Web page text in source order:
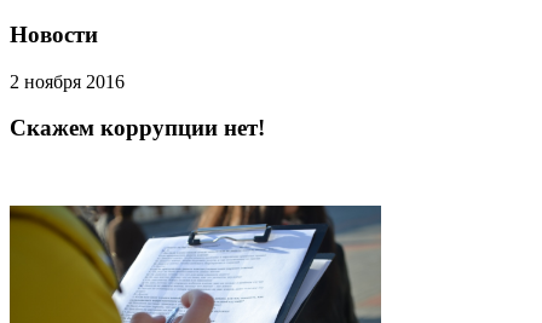
Новости
2 ноября 2016
Скажем коррупции нет!